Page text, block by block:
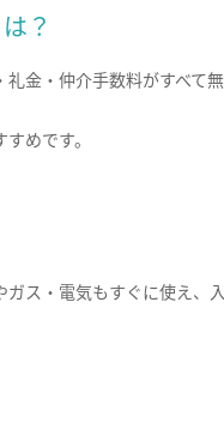
？
金・仲介手数料がすべて無
めです。
ス・電気もすぐに使え、入